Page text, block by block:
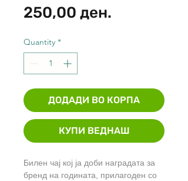
250,00 ден.
Quantity *
ДОДАДИ ВО КОРПА
КУПИ ВЕДНАШ
Билен чај кој ја доби наградата за
бренд на годината, прилагоден со